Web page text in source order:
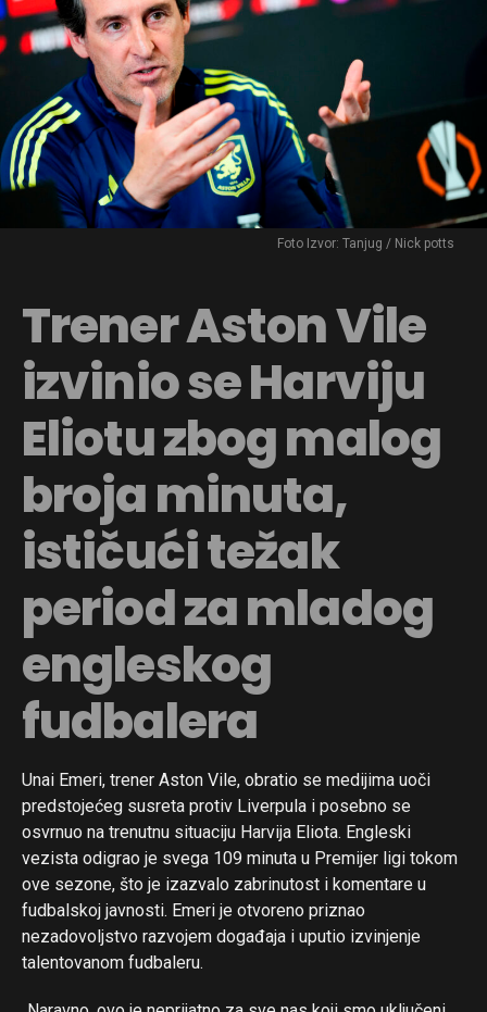
Foto Izvor: Tanjug / Nick potts
Trener Aston Vile
izvinio se Harviju
Eliotu zbog malog
broja minuta,
ističući težak
period za mladog
engleskog
fudbalera
Unai Emeri, trener Aston Vile, obratio se medijima uoči
predstojećeg susreta protiv Liverpula i posebno se
osvrnuo na trenutnu situaciju Harvija Eliota. Engleski
vezista odigrao je svega 109 minuta u Premijer ligi tokom
ove sezone, što je izazvalo zabrinutost i komentare u
fudbalskoj javnosti. Emeri je otvoreno priznao
nezadovoljstvo razvojem događaja i uputio izvinjenje
talentovanom fudbaleru.
Flipboard
Reddit
Pinterest